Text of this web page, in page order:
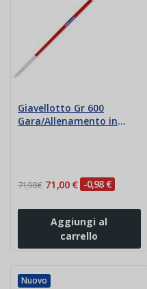
Giavellotto Gr 600
Gara/Allenamento in
71,98 € 71,00 € -0,98 €
Aggiungi al
carrello
Nuovo